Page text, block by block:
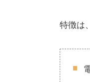
特徴は